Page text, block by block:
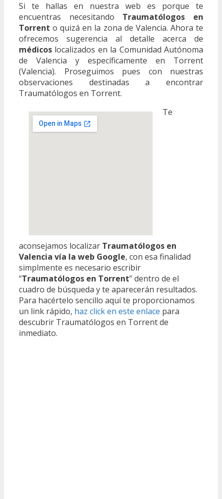
Si te hallas en nuestra web es porque te
encuentras necesitando Traumatólogos en
Torrent o quizá en la zona de Valencia. Ahora te
ofrecemos sugerencia al detalle acerca de
médicos localizados en la Comunidad Autónoma
de Valencia y específicamente en Torrent
(Valencia). Proseguimos pues con nuestras
observaciones destinadas a encontrar
Traumatólogos en Torrent.
Te
aconsejamos localizar Traumatólogos en
Valencia vía la web Google, con esa finalidad
simplmente es necesario escribir
“Traumatólogos en Torrent” dentro de el
cuadro de búsqueda y te aparecerán resultados.
Para hacértelo sencillo aquí te proporcionamos
un link rápido, haz click en este enlace para
descubrir Traumatólogos en Torrent de
inmediato.